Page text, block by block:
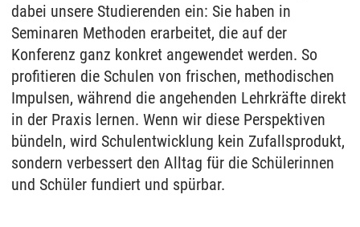
dabei unsere Studierenden ein: Sie haben in
Seminaren Methoden erarbeitet, die auf der
Konferenz ganz konkret angewendet werden. So
profitieren die Schulen von frischen, methodischen
Impulsen, während die angehenden Lehrkräfte direkt
in der Praxis lernen. Wenn wir diese Perspektiven
bündeln, wird Schulentwicklung kein Zufallsprodukt,
sondern verbessert den Alltag für die Schülerinnen
und Schüler fundiert und spürbar.